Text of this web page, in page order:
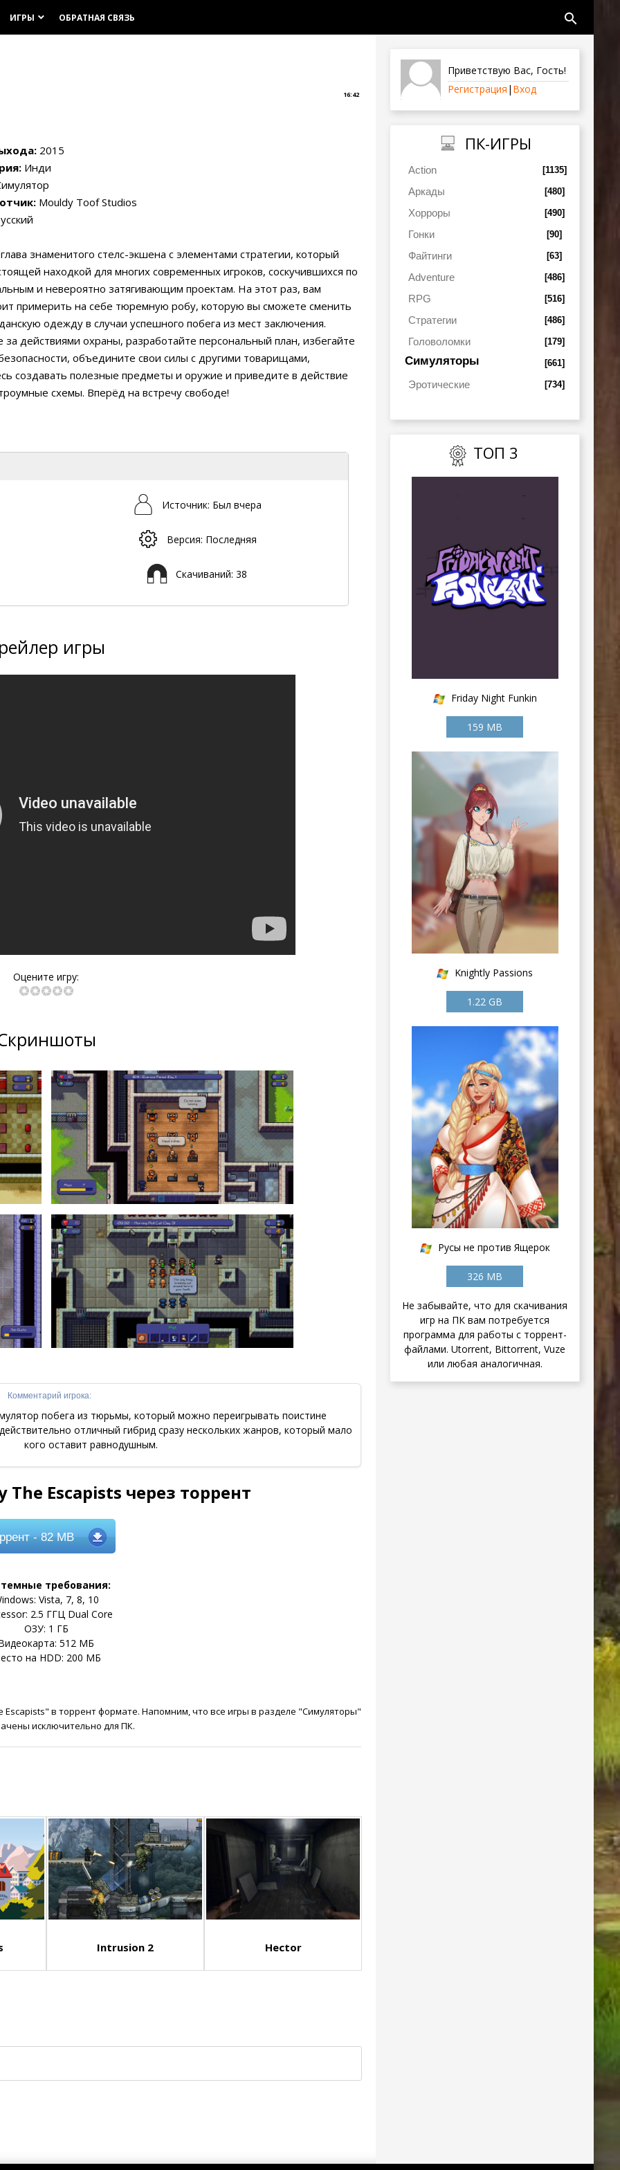
ИГРЫ keyboard_arrow_down ОБРАТНАЯ СВЯЗЬ search
16:42
2015
Инди
Mouldy Toof Studios
знаменитого стелс-экшена с элементами стратегии, который
находкой для многих современных игроков, соскучившихся по
и невероятно затягивающим проектам. На этот раз, вам
примерить на себе тюремную робу, которую вы сможете сменить
одежду в случаи успешного побега из мест заключения.
за действиями охраны, разработайте персональный план, избегайте
объедините свои силы с другими товарищами,
создавать полезные предметы и оружие и приведите в действие
схемы. Вперёд на встречу свободе!
Источник: Был вчера
Версия: Последняя
Скачиваний: 38
игры
Оцените игру:
Комментарий игрока:
побега из тюрьмы, который можно переигрывать поистине
отличный гибрид сразу нескольких жанров, который мало
кого оставит равнодушным.
Escapists через торрент
- 82 MB
требования:
Vista, 7, 8, 10
2.5 ГГЦ Dual Core
ОЗУ: 1 ГБ
512 МБ
на HDD: 200 МБ
в торрент формате. Напомним, что все игры в разделе "Симуляторы"
исключительно для ПК.
Intrusion 2 Hector
Приветствую Вас, Гость!
Регистрация | Вход
ПК-ИГРЫ
Action [1135]
Аркады [480]
Хорроры [490]
Гонки [90]
Файтинги [63]
Adventure [486]
RPG [516]
Стратегии [486]
Головоломки [179]
Симуляторы [661]
Эротические [734]
ТОП 3
Friday Night Funkin
159 MB
Knightly Passions
1.22 GB
Русы не против Ящерок
326 MB
Не забывайте, что для скачивания
игр на ПК вам потребуется
программа для работы с торрент-
файлами. Utorrent, Bittorrent, Vuze
или любая аналогичная.